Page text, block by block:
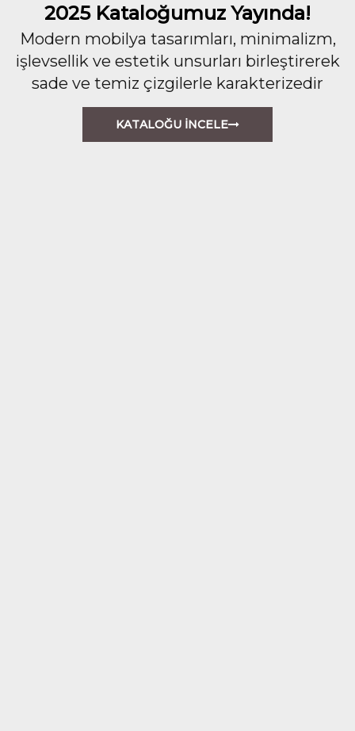
2025 Kataloğumuz Yayında!
Modern mobilya tasarımları, minimalizm,
işlevsellik ve estetik unsurları birleştirerek
sade ve temiz çizgilerle karakterizedir
KATALOĞU İNCELE